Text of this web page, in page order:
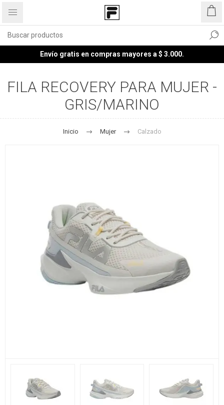
Envío gratis en compras mayores a $ 3.000.
FILA RECOVERY PARA MUJER -
GRIS/MARINO
Inicio Mujer Calzado